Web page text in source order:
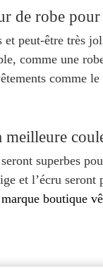
de robe
et peut-être très
comme une
comme
meilleure
superbes
et l’écru
marque boutique